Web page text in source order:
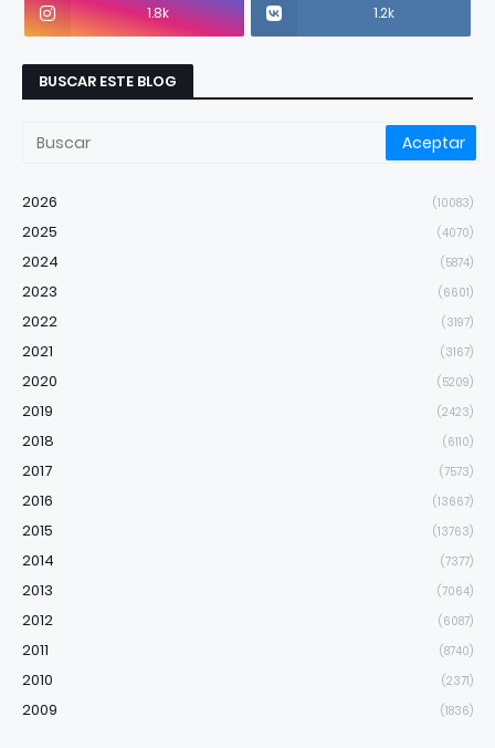
1.8k 1.2k
BUSCAR ESTE BLOG
2026 (10083)
2025 (4070)
2024 (5874)
2023 (6601)
2022 (3197)
2021 (3167)
2020 (5209)
2019 (2423)
2018 (6110)
2017 (7573)
2016 (13667)
2015 (13763)
2014 (7377)
2013 (7064)
2012 (6087)
2011 (8740)
2010 (2371)
2009 (1836)